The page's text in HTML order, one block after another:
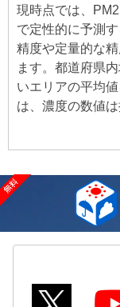
現時点では、
で定性的に予測
精度や定量的な
ます。都道府県
いエリアの平均
は、濃度の数値